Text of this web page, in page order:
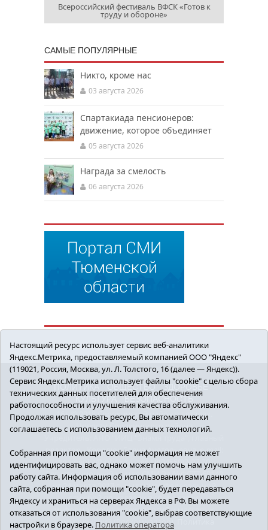
Всероссийский фестиваль ВФСК «Готов к
труду и обороне»
САМЫЕ ПОПУЛЯРНЫЕ
Никто, кроме нас
03 августа 2026
Спартакиада пенсионеров:
движение, которое объединяет
05 августа 2026
Награда за смелость
06 августа 2026
ПОЛИТИКА ОБЩЕСТВО
ЗДОРОВЬЕ
КУЛЬТУРА
БЕЗОПАСНОСТЬ
16+ © 2018 Сорокинский район в деталях.
Новости Сорокинского района
редактор - Королюк Елена Анатольевна, e-mail:
znamenka@inbox.ru, тел.: 8(34550)2-27-30
Регистрационный номер СМИ Эл №ФС77-69142
от 24 марта 2017 г., выданное Федеральной
службой по надзору в сфере связи,
информационных технологий и массовых
коммуникаций (Роскомнадзор).
Настоящий ресурс использует сервис веб-аналитики
Яндекс.Метрика, предоставляемый компанией ООО "Яндекс"
(119021, Россия, Москва, ул. Л. Толстого, 16 (далее — Яндекс)).
Сервис Яндекс.Метрика использует файлы "cookie" с целью сбора
технических данных посетителей для обеспечения
работоспособности и улучшения качества обслуживания.
Продолжая использовать ресурс, Вы автоматически
соглашаетесь с использованием данных технологий.
Собранная при помощи "cookie" информация не может
идентифицировать вас, однако может помочь нам улучшить
работу сайта. Информация об использовании вами данного
сайта, собранная при помощи "cookie", будет передаваться
Яндексу и храниться на серверах Яндекса в РФ. Вы можете
отказаться от использования "cookie", выбрав соответствующие
настройки в браузере. Политика оператора